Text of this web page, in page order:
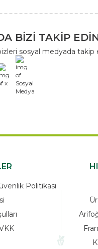
BİZİ TAKİP
sosyal medyada takip
x
Politikası